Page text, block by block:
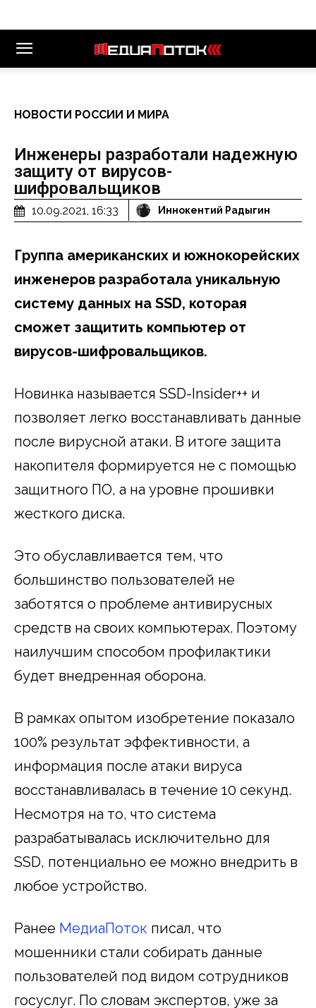
НОВОСТИ РОССИИ И МИРА
Инженеры разработали надежную
защиту от вирусов-
шифровальщиков
10.09.2021, 16:33 Иннокентий Радыгин
Группа американских и южнокорейских
инженеров разработала уникальную
систему данных на SSD, которая
сможет защитить компьютер от
вирусов-шифровальщиков.
Новинка называется SSD-Insider++ и
позволяет легко восстанавливать данные
после вирусной атаки. В итоге защита
накопителя формируется не с помощью
защитного ПО, а на уровне прошивки
жесткого диска.
Это обуславливается тем, что
большинство пользователей не
заботятся о проблеме антивирусных
средств на своих компьютерах. Поэтому
наилучшим способом профилактики
будет внедренная оборона.
В рамках опытом изобретение показало
100% результат эффективности, а
информация после атаки вируса
восстанавливалась в течение 10 секунд.
Несмотря на то, что система
разрабатывалась исключительно для
SSD, потенциально ее можно внедрить в
любое устройство.
Ранее МедиаПоток писал, что
мошенники стали собирать данные
пользователей под видом сотрудников
госуслуг. По словам экспертов, уже за